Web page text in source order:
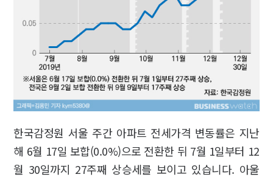
한국감정원 서울 주간 아파트 전세가격 변동률은 지난
해 6월 17일 보합(0.0%)으로 전환한 뒤 7월 1일부터 12
월 30일까지 27주째 상승세를 보이고 있습니다. 아울